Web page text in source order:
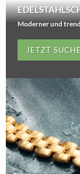
Moderner und
JETZT